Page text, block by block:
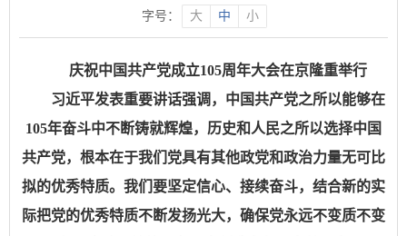
字号：
大 中 小
庆祝中国共产党成立105周年大会在京隆重举行
习近平发表重要讲话强调，中国共产党之所以能够在
105年奋斗中不断铸就辉煌，历史和人民之所以选择中国
共产党，根本在于我们党具有其他政党和政治力量无可比
拟的优秀特质。我们要坚定信心、接续奋斗，结合新的实
际把党的优秀特质不断发扬光大，确保党永远不变质不变